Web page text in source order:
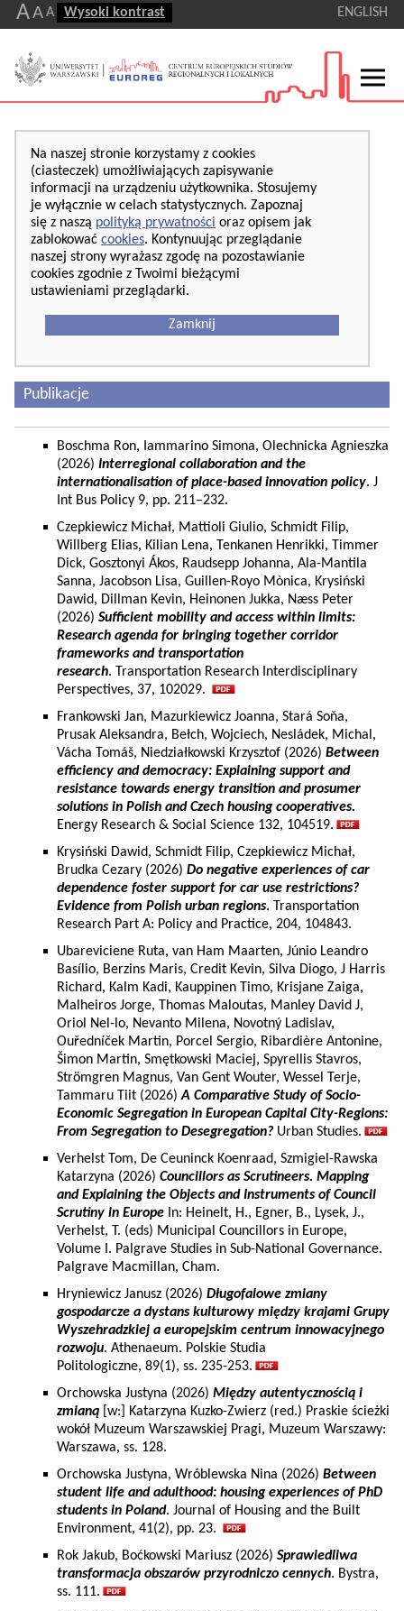
AA A Wysoki kontrast ENGLISH
Na naszej stronie korzystamy z cookies
(ciasteczek) umożliwiających zapisywanie
informacji na urządzeniu użytkownika. Stosujemy
je wyłącznie w celach statystycznych. Zapoznaj
się z naszą polityką prywatności oraz opisem jak
zablokować cookies. Kontynuując przeglądanie
naszej strony wyrażasz zgodę na pozostawianie
cookies zgodnie z Twoimi bieżącymi
ustawieniami przeglądarki.
Zamknij
Publikacje
Boschma Ron, Iammarino Simona, Olechnicka Agnieszka
(2026) Interregional collaboration and the
internationalisation of place-based innovation policy. J
Int Bus Policy 9, pp. 211–232.
Czepkiewicz Michał, Mattioli Giulio, Schmidt Filip,
Willberg Elias, Kilian Lena, Tenkanen Henrikki, Timmer
Dick, Gosztonyi Ákos, Raudsepp Johanna, Ala-Mantila
Sanna, Jacobson Lisa, Guillen-Royo Mònica, Krysiński
Dawid, Dillman Kevin, Heinonen Jukka, Næss Peter
(2026) Sufficient mobility and access within limits:
Research agenda for bringing together corridor
frameworks and transportation
research. Transportation Research Interdisciplinary
Perspectives, 37, 102029.
Frankowski Jan, Mazurkiewicz Joanna, Stará Soňa,
Prusak Aleksandra, Bełch, Wojciech, Nesládek, Michal,
Vácha Tomáš, Niedziałkowski Krzysztof (2026) Between
efficiency and democracy: Explaining support and
resistance towards energy transition and prosumer
solutions in Polish and Czech housing cooperatives.
Energy Research & Social Science 132, 104519.
Krysiński Dawid, Schmidt Filip, Czepkiewicz Michał,
Brudka Cezary (2026) Do negative experiences of car
dependence foster support for car use restrictions?
Evidence from Polish urban regions. Transportation
Research Part A: Policy and Practice, 204, 104843.
Ubareviciene Ruta, van Ham Maarten, Júnio Leandro
Basílio, Berzins Maris, Credit Kevin, Silva Diogo, J Harris
Richard, Kalm Kadi, Kauppinen Timo, Krisjane Zaiga,
Malheiros Jorge, Thomas Maloutas, Manley David J,
Oriol Nel-lo, Nevanto Milena, Novotný Ladislav,
Ouředníček Martin, Porcel Sergio, Ribardière Antonine,
Šimon Martin, Smętkowski Maciej, Spyrellis Stavros,
Strömgren Magnus, Van Gent Wouter, Wessel Terje,
Tammaru Tiit (2026)A Comparative Study of Socio-
Economic Segregation in European Capital City-Regions:
From Segregation to Desegregation? Urban Studies.
Verhelst Tom, De Ceuninck Koenraad, Szmigiel-Rawska
Katarzyna (2026) Councillors as Scrutineers. Mapping
and Explaining the Objects and Instruments of Council
Scrutiny in Europe In: Heinelt, H., Egner, B., Lysek, J.,
Verhelst, T. (eds) Municipal Councillors in Europe,
Volume I. Palgrave Studies in Sub-National Governance.
Palgrave Macmillan, Cham.
Hryniewicz Janusz (2026) Długofalowe zmiany
gospodarcze a dystans kulturowy między krajami Grupy
Wyszehradzkiej a europejskim centrum innowacyjnego
rozwoju. Athenaeum. Polskie Studia
Politologiczne, 89(1), ss. 235-253.
Orchowska Justyna (2026) Między autentycznością i
zmianą [w:] Katarzyna Kuzko-Zwierz (red.) Praskie ścieżki
wokół Muzeum Warszawskiej Pragi, Muzeum Warszawy:
Warszawa, ss. 128.
Orchowska Justyna, Wróblewska Nina (2026) Between
student life and adulthood: housing experiences of PhD
students in Poland. Journal of Housing and the Built
Environment, 41(2), pp. 23.
Rok Jakub, Boćkowski Mariusz (2026) Sprawiedliwa
transformacja obszarów przyrodniczo cennych. Bystra,
ss. 111.